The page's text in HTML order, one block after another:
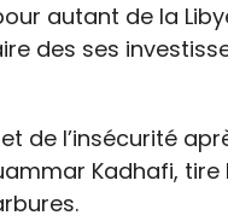
autant de la
des ses
de l’insécurité
Kadhafi, tire